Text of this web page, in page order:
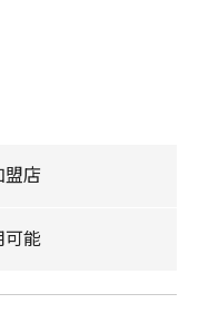
ばの味をしっかり
盟店
可能